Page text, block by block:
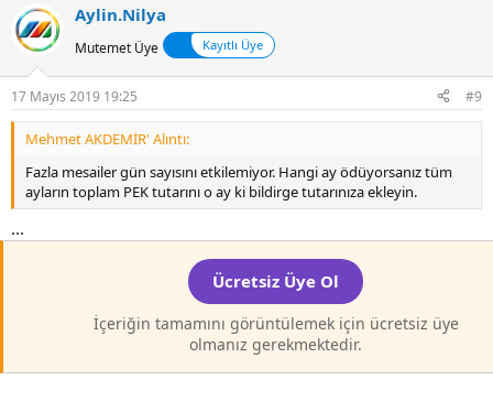
l
e
r
a
o
t
e
Aylin.Nilya
Mutemet Üye Kayıtlı Üye
17 Mayıs 2019 19:25 #9
Mehmet AKDEMİR' Alıntı:
Fazla mesailer gün sayısını etkilemiyor. Hangi ay ödüyorsanız tüm
ayların toplam PEK tutarını o ay ki bildirge tutarınıza ekleyin.
...
Ücretsiz Üye Ol
İçeriğin tamamını görüntülemek için ücretsiz üye
olmanız gerekmektedir.